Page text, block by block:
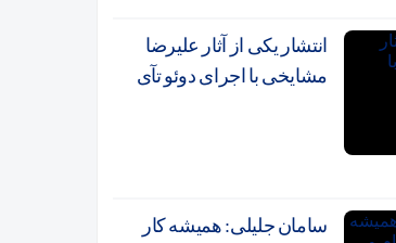
انتشار یکی از آثار علیرضا
مشایخی با اجرای دوئو تآی
سامان جلیلی: همیشه کار